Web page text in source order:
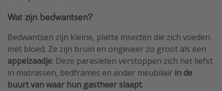
Wat zijn bedwantsen?
Bedwantsen zijn kleine, platte insecten die zich voeden
met bloed. Ze zijn bruin en ongeveer zo groot als een
appelzaadje. Deze parasieten verstoppen zich het liefst
in matrassen, bedframes en ander meubilair in de
buurt van waar hun gastheer slaapt.